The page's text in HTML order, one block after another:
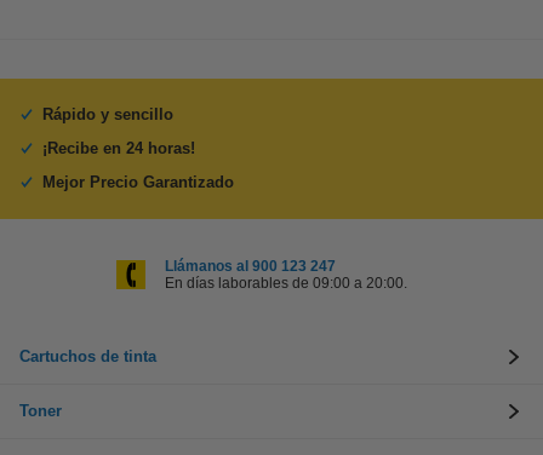
Rápido y sencillo
¡Recibe en 24 horas!
Mejor Precio Garantizado
Llámanos al 900 123 247
En días laborables de 09:00 a 20:00.
Cartuchos de tinta
Toner